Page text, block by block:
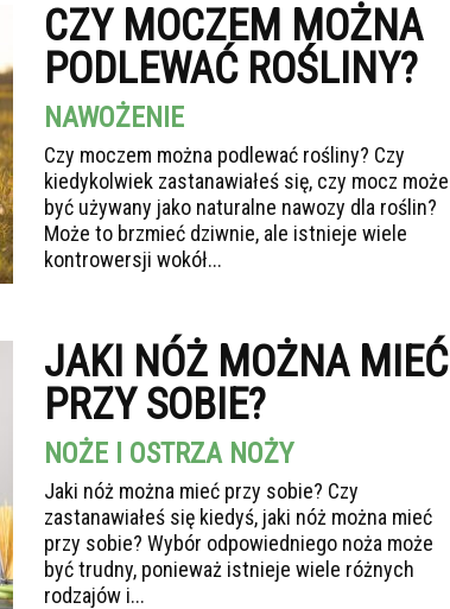
CZY MOCZEM MOŻNA
PODLEWAĆ ROŚLINY?
NAWOŻENIE
Czy moczem można podlewać rośliny? Czy
kiedykolwiek zastanawiałeś się, czy mocz może
być używany jako naturalne nawozy dla roślin?
Może to brzmieć dziwnie, ale istnieje wiele
kontrowersji wokół...
JAKI NÓŻ MOŻNA MIEĆ
PRZY SOBIE?
NOŻE I OSTRZA NOŻY
Jaki nóż można mieć przy sobie? Czy
zastanawiałeś się kiedyś, jaki nóż można mieć
przy sobie? Wybór odpowiedniego noża może
być trudny, ponieważ istnieje wiele różnych
rodzajów i...